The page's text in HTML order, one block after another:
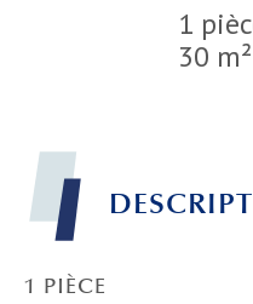
1
30 m²
1 PIÈCE